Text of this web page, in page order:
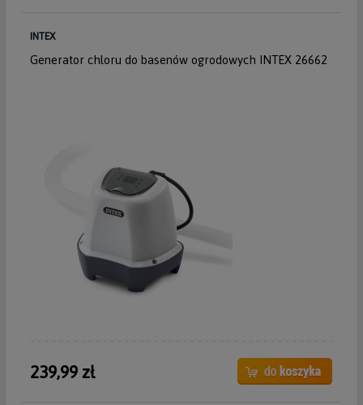
INTEX
Generator chloru do basenów ogrodowych INTEX 26662
239,99 zł